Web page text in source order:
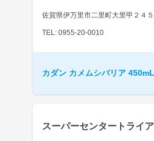
佐賀県伊万里市二里町大里甲２４５
TEL: 0955-20-0010
カダン カメムシバリア 450mL
スーパーセンタートライ